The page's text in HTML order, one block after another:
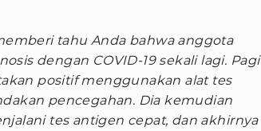
tahu Anda bahwa anggota
dengan COVID-19 sekali lagi. Pagi
positif menggunakan alat tes
pencegahan. Dia kemudian
tes antigen cepat, dan akhirnya